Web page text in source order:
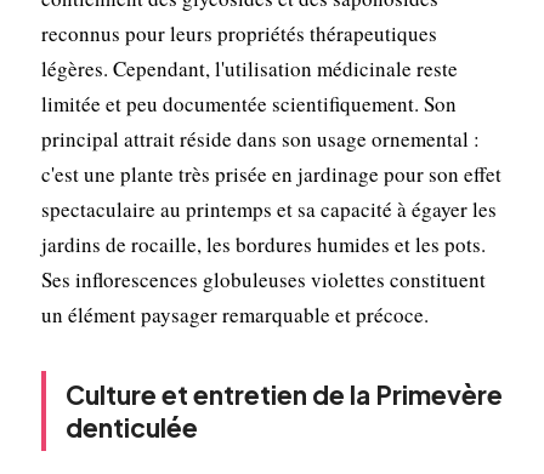
reconnus pour leurs propriétés thérapeutiques
légères. Cependant, l'utilisation médicinale reste
limitée et peu documentée scientifiquement. Son
principal attrait réside dans son usage ornemental :
c'est une plante très prisée en jardinage pour son effet
spectaculaire au printemps et sa capacité à égayer les
jardins de rocaille, les bordures humides et les pots.
Ses inflorescences globuleuses violettes constituent
un élément paysager remarquable et précoce.
Culture et entretien de la Primevère
denticulée